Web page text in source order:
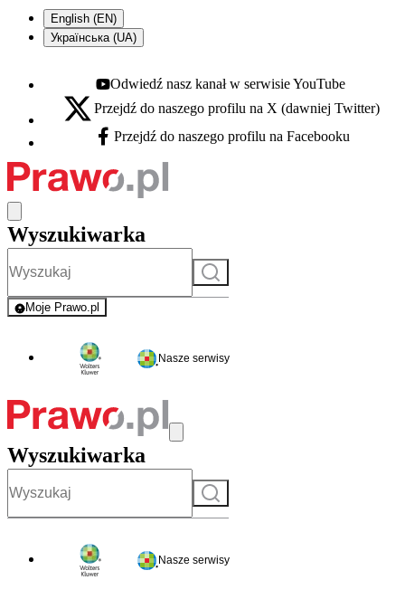
English (EN)
Українська (UA)
Youtube - otwiera się w nowej karcie
Odwiedź nasz kanał w serwisie YouTube
X - otwiera się w nowej karcie
Przejdź do naszego profilu na X (dawniej Twitter)
Facebook - otwiera się w nowej karcie
Przejdź do naszego profilu na Facebooku
Wyszukiwarka
Szukaj
Moje Prawo.pl
- rejestracja i logowanie do serwisu
Nasze serwisy
Wyszukiwarka
Szukaj
Nasze serwisy